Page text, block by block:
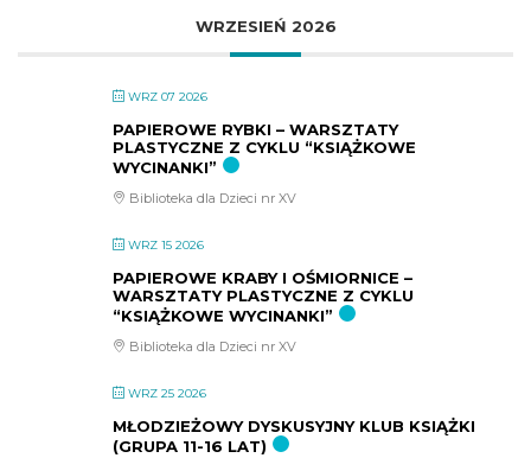
WRZESIEŃ 2026
WRZ 07 2026
PAPIEROWE RYBKI – WARSZTATY
PLASTYCZNE Z CYKLU “KSIĄŻKOWE
WYCINANKI”
Biblioteka dla Dzieci nr XV
WRZ 15 2026
PAPIEROWE KRABY I OŚMIORNICE –
WARSZTATY PLASTYCZNE Z CYKLU
“KSIĄŻKOWE WYCINANKI”
Biblioteka dla Dzieci nr XV
WRZ 25 2026
MŁODZIEŻOWY DYSKUSYJNY KLUB KSIĄŻKI
(GRUPA 11-16 LAT)